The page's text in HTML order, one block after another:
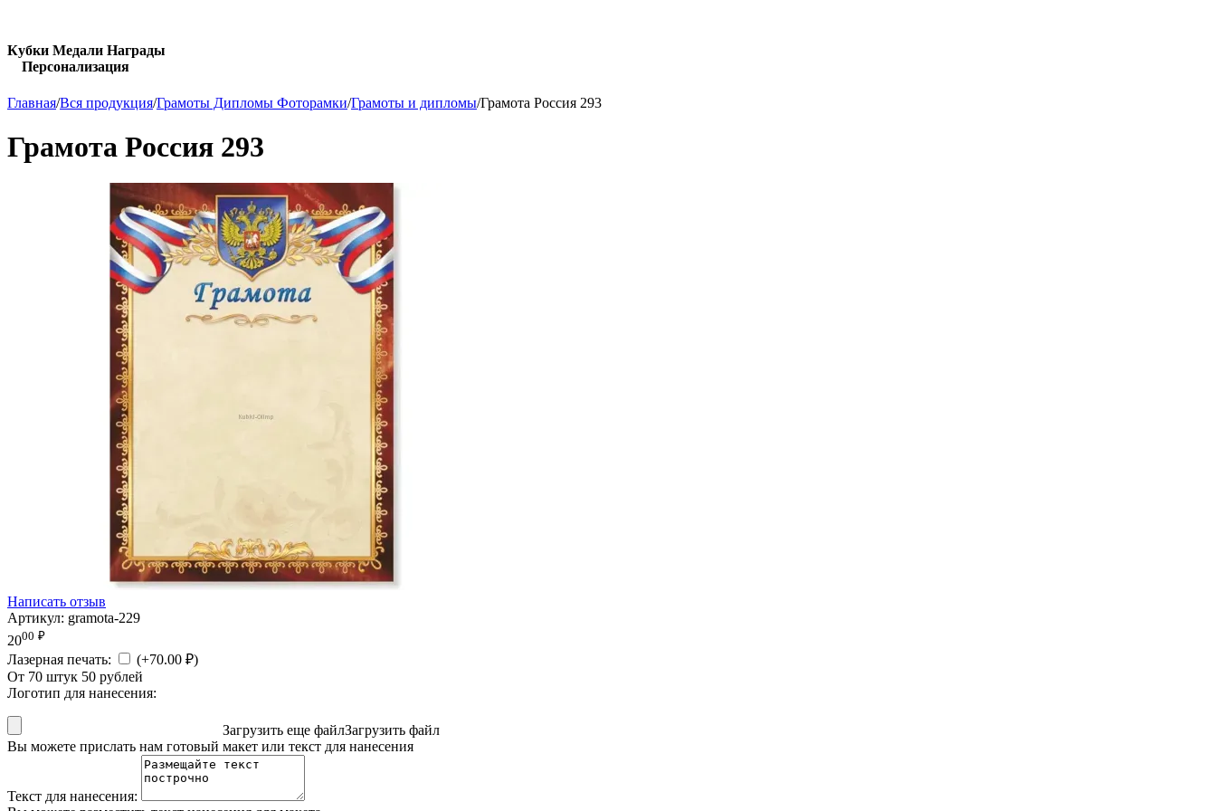
Кубки Медали Награды
Персонализация
Главная/Вся продукция/Грамоты Дипломы Фоторамки/Грамоты и дипломы/Грамота Россия 293
Грамота Россия 293
Написать отзыв
Артикул: gramota-229
2000 ₽
Лазерная печать: (+70.00 ₽)
От 70 штук 50 рублей
Логотип для нанесения:
Загрузить еще файлЗагрузить файл
Вы можете прислать нам готовый макет или текст для нанесения
Текст для нанесения: